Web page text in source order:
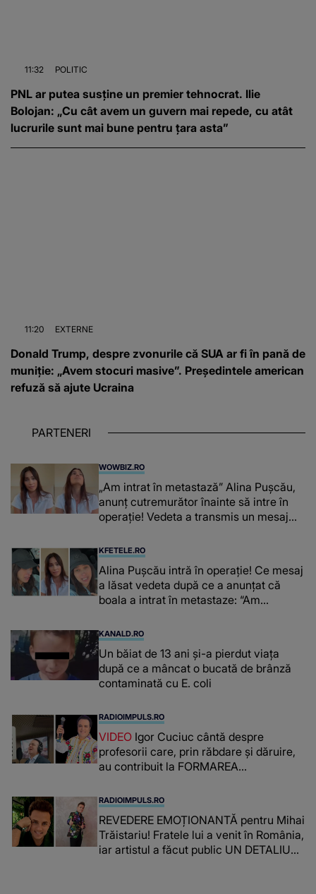
11:32 POLITIC
PNL ar putea susține un premier tehnocrat. Ilie
Bolojan: „Cu cât avem un guvern mai repede, cu atât
lucrurile sunt mai bune pentru țara asta”
11:20 EXTERNE
Donald Trump, despre zvonurile că SUA ar fi în pană de
muniție: „Avem stocuri masive”. Președintele american
refuză să ajute Ucraina
PARTENERI
WOWBIZ.RO
„Am intrat în metastază” Alina Pușcău,
anunț cutremurător înainte să intre în
operație! Vedeta a transmis un mesaj
KFETELE.RO
Alina Pușcău intră în operație! Ce mesaj
a lăsat vedeta după ce a anunțat că
boala a intrat în metastaze: “Am
KANALD.RO
Un băiat de 13 ani și-a pierdut viața
după ce a mâncat o bucată de brânză
contaminată cu E. coli
RADIOIMPULS.RO
VIDEO Igor Cuciuc cântă despre
profesorii care, prin răbdare și dăruire,
au contribuit la FORMAREA
despre dascălii care lasă amprente
puternice ÎN SUFLETELE ELEVILOR,
chiar și după trecerea anilor: "De
fiecare dată când..."
RADIOIMPULS.RO
REVEDERE EMOȚIONANTĂ pentru Mihai
Trăistariu! Fratele lui a venit în România,
iar artistul a făcut public UN DETALIU